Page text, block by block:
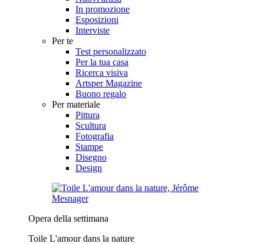
In promozione
Esposizioni
Interviste
Per te
Test personalizzato
Per la tua casa
Ricerca visiva
Artsper Magazine
Buono regalo
Per materiale
Pittura
Scultura
Fotografia
Stampe
Disegno
Design
Opera della settimana
Toile L'amour dans la nature